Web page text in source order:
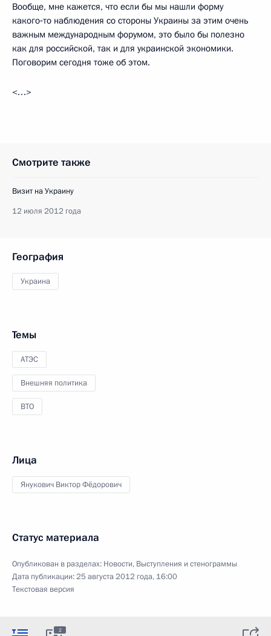
Вообще, мне кажется, что если бы мы нашли форму
какого‑то наблюдения со стороны Украины за этим очень
важным международным форумом, это было бы полезно
как для российской, так и для украинской экономики.
Поговорим сегодня тоже об этом.
<…>
Смотрите также
Визит на Украину
12 июля 2012 года
География
Украина
Темы
АТЭС
Внешняя политика
ВТО
Лица
Янукович Виктор Фёдорович
Статус материала
Опубликован в разделах: Новости, Выступления и стенограммы
Дата публикации:25 августа 2012 года, 16:00
Текстовая версия
2